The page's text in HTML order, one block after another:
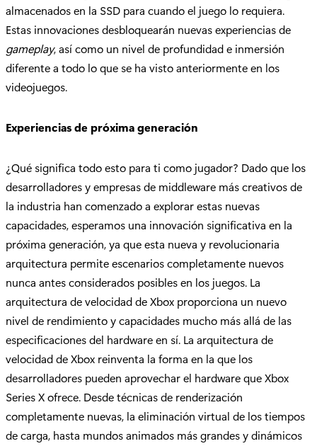
almacenados en la SSD para cuando el juego lo requiera.
Estas innovaciones desbloquearán nuevas experiencias de
gameplay, así como un nivel de profundidad e inmersión
diferente a todo lo que se ha visto anteriormente en los
videojuegos.
Experiencias de próxima generación
¿Qué significa todo esto para ti como jugador? Dado que los
desarrolladores y empresas de middleware más creativos de
la industria han comenzado a explorar estas nuevas
capacidades, esperamos una innovación significativa en la
próxima generación, ya que esta nueva y revolucionaria
arquitectura permite escenarios completamente nuevos
nunca antes considerados posibles en los juegos. La
arquitectura de velocidad de Xbox proporciona un nuevo
nivel de rendimiento y capacidades mucho más allá de las
especificaciones del hardware en sí. La arquitectura de
velocidad de Xbox reinventa la forma en la que los
desarrolladores pueden aprovechar el hardware que Xbox
Series X ofrece. Desde técnicas de renderización
completamente nuevas, la eliminación virtual de los tiempos
de carga, hasta mundos animados más grandes y dinámicos